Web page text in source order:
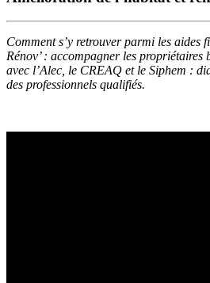
Comment s’y retrouver parmi les aides
Rénov’ : accompagner les
avec l’Alec, le CREAQ et le Siphem :
des professionnels qualifiés.